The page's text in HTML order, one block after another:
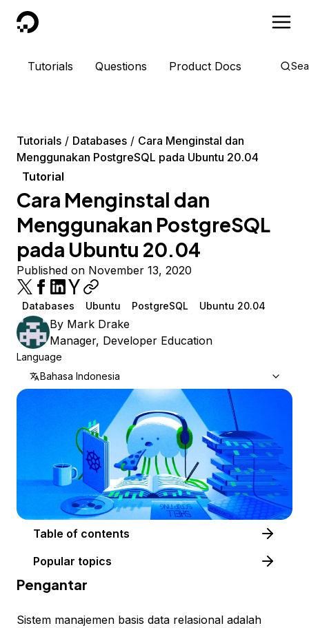
DigitalOcean
Tutorials Questions Product Docs
Tutorials Databases
Cara Menginstal dan
Menggunakan PostgreSQL pada Ubuntu 20.04
Tutorial
Cara Menginstal dan
Menggunakan PostgreSQL
pada Ubuntu 20.04
Published on November 13, 2020
Databases Ubuntu PostgreSQL Ubuntu 20.04
By Mark Drake
Manager, Developer Education
Language
Bahasa Indonesia
Table of contents
Popular topics
Pengantar
Sistem manajemen basis data relasional adalah